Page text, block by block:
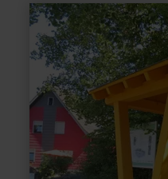
mehr
erfahren
zu:
Startpunkt
Bergzeitfahren:
Stoppomat
Col
de
Reifferscheid
Westrampe